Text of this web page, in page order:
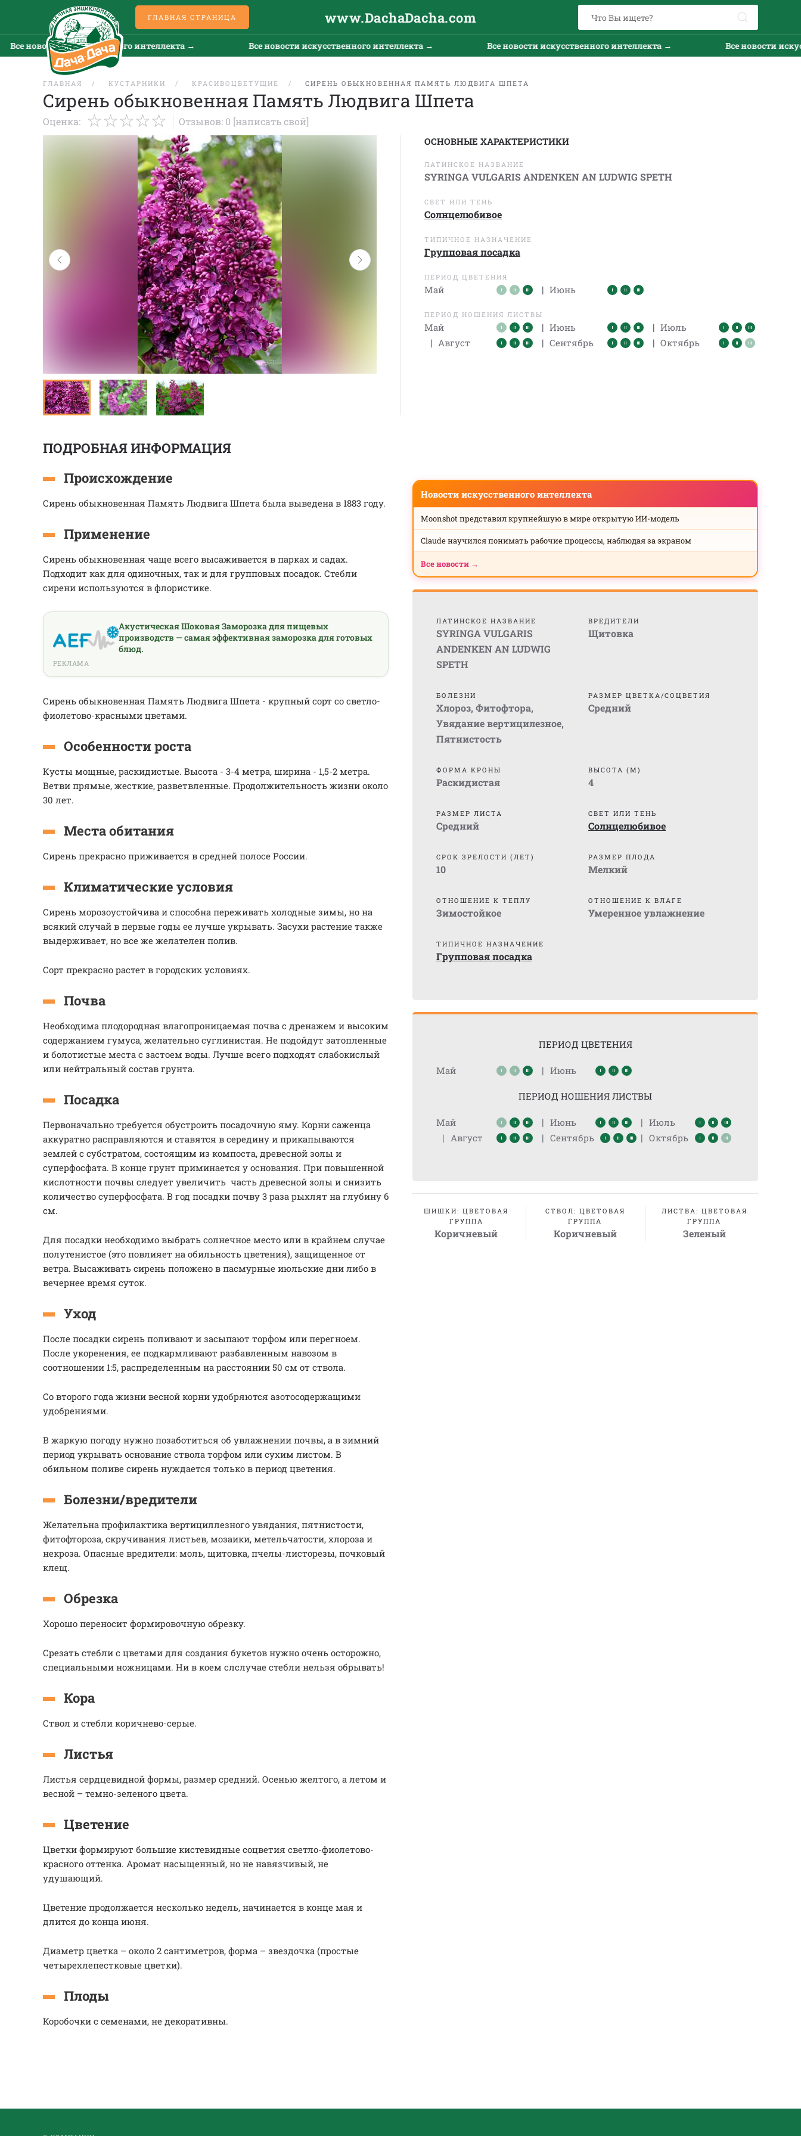
ГЛАВНАЯ СТРАНИЦА www.DachaDacha.com
искусственного интеллекта → Все новости искусственного интеллекта → Все новости искусственного интеллекта → Все новости
ГЛАВНАЯ КУСТАРНИКИ КРАСИВОЦВЕТУЩИЕ СИРЕНЬ ОБЫКНОВЕННАЯ ПАМЯТЬ ЛЮДВИГА ШПЕТА
Сирень обыкновенная Память Людвига Шпета
Оценка: Отзывов: 0 [написать свой]
ОСНОВНЫЕ ХАРАКТЕРИСТИКИ
ЛАТИНСКОЕ НАЗВАНИЕ
SYRINGA VULGARIS ANDENKEN AN LUDWIG SPETH
СВЕТ ИЛИ ТЕНЬ
Солнцелюбивое
ТИПИЧНОЕ НАЗНАЧЕНИЕ
Групповая посадка
ПЕРИОД ЦВЕТЕНИЯ
Май | Июнь
ПЕРИОД НОШЕНИЯ ЛИСТВЫ
Май | Июнь | Июль
| Август | Сентябрь | Октябрь
ПОДРОБНАЯ ИНФОРМАЦИЯ
Происхождение
Сирень обыкновенная Память Людвига Шпета была выведена в 1883 году.
Применение
Сирень обыкновенная чаще всего высаживается в парках и садах.
Подходит как для одиночных, так и для групповых посадок. Стебли
сирени используются в флористике.
Акустическая Шоковая Заморозка для пищевых
производств — самая эффективная заморозка для готовых
блюд.
РЕКЛАМА
Сирень обыкновенная Память Людвига Шпета - крупный сорт со светло-
фиолетово-красными цветами.
Особенности роста
Кусты мощные, раскидистые. Высота - 3-4 метра, ширина - 1,5-2 метра.
Ветви прямые, жесткие, разветвленные. Продолжительность жизни около
30 лет.
Места обитания
Сирень прекрасно приживается в средней полосе России.
Климатические условия
Сирень морозоустойчива и способна переживать холодные зимы, но на
всякий случай в первые годы ее лучше укрывать. Засухи растение также
выдерживает, но все же желателен полив.
Сорт прекрасно растет в городских условиях.
Почва
Необходима плодородная влагопроницаемая почва с дренажем и высоким
содержанием гумуса, желательно суглинистая. Не подойдут затопленные
и болотистые места с застоем воды. Лучше всего подходят слабокислый
или нейтральный состав грунта.
Посадка
Первоначально требуется обустроить посадочную яму. Корни саженца
аккуратно расправляются и ставятся в середину и прикапываются
землей с субстратом, состоящим из компоста, древесной золы и
суперфосфата. В конце грунт приминается у основания. При повышенной
кислотности почвы следует увеличить часть древесной золы и снизить
количество суперфосфата. В год посадки почву 3 раза рыхлят на глубину 6
см.
Для посадки необходимо выбрать солнечное место или в крайнем случае
полутенистое (это повлияет на обильность цветения), защищенное от
ветра. Высаживать сирень положено в пасмурные июльские дни либо в
вечернее время суток.
Уход
После посадки сирень поливают и засыпают торфом или перегноем.
После укоренения, ее подкармливают разбавленным навозом в
соотношении 1:5, распределенным на расстоянии 50 см от ствола.
Со второго года жизни весной корни удобряются азотосодержащими
удобрениями.
В жаркую погоду нужно позаботиться об увлажнении почвы, а в зимний
период укрывать основание ствола торфом или сухим листом. В
обильном поливе сирень нуждается только в период цветения.
Болезни/вредители
Желательна профилактика вертициллезного увядания, пятнистости,
фитофтороза, скручивания листьев, мозаики, метельчатости, хлороза и
некроза. Опасные вредители: моль, щитовка, пчелы-листорезы, почковый
клещ.
Обрезка
Хорошо переносит формировочную обрезку.
Срезать стебли с цветами для создания букетов нужно очень осторожно,
специальными ножницами. Ни в коем слслучае стебли нельзя обрывать!
Кора
Ствол и стебли коричнево-серые.
Листья
Листья сердцевидной формы, размер средний. Осенью желтого, а летом и
весной – темно-зеленого цвета.
Цветение
Цветки формируют большие кистевидные соцветия светло-фиолетово-
красного оттенка. Аромат насыщенный, но не навязчивый, не
удушающий.
Цветение продолжается несколько недель, начинается в конце мая и
длится до конца июня.
Диаметр цветка – около 2 сантиметров, форма – звездочка (простые
четырехлепестковые цветки).
Плоды
Коробочки с семенами, не декоративны.
Новости искусственного интеллекта
Moonshot представил крупнейшую в мире открытую ИИ-модель
Claude научился понимать рабочие процессы, наблюдая за экраном
Все новости →
ЛАТИНСКОЕ НАЗВАНИЕ
SYRINGA VULGARIS
ANDENKEN AN LUDWIG
SPETH
ВРЕДИТЕЛИ
Щитовка
БОЛЕЗНИ
Хлороз, Фитофтора,
Увядание вертицилезное,
Пятнистость
РАЗМЕР ЦВЕТКА/СОЦВЕТИЯ
Средний
ФОРМА КРОНЫ
Раскидистая
ВЫСОТА (М)
4
РАЗМЕР ЛИСТА
Средний
СВЕТ ИЛИ ТЕНЬ
Солнцелюбивое
СРОК ЗРЕЛОСТИ (ЛЕТ)
10
РАЗМЕР ПЛОДА
Мелкий
ОТНОШЕНИЕ К ТЕПЛУ
Зимостойкое
ОТНОШЕНИЕ К ВЛАГЕ
Умеренное увлажнение
ТИПИЧНОЕ НАЗНАЧЕНИЕ
Групповая посадка
ПЕРИОД ЦВЕТЕНИЯ
Май | Июнь
ПЕРИОД НОШЕНИЯ ЛИСТВЫ
Май | Июнь | Июль
| Август | Сентябрь | Октябрь
ШИШКИ: ЦВЕТОВАЯ
ГРУППА
Коричневый
СТВОЛ: ЦВЕТОВАЯ
ГРУППА
Коричневый
ЛИСТВА: ЦВЕТОВАЯ
ГРУППА
Зеленый